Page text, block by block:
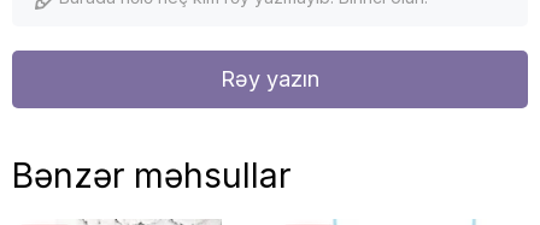
Rəy yazın
Bənzər məhsullar